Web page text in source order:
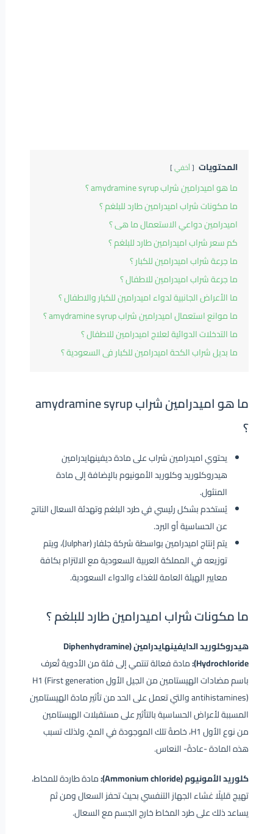
المحتويات أخفي
ما هو اميدرامين شراب amydramine syrup ؟
ما مكونات شراب اميدرامين طارد للبلغم ؟
اميدرامين دواعي الاستعمال ما هى ؟
كم سعر شراب اميدرامين طارد للبلغم ؟
ما جرعة شراب اميدرامين للكبار ؟
ما جرعة شراب اميدرامين للاطفال ؟
ما الأعراض الجانبية لدواء اميدرامين للكبار والاطفال ؟
ما موانع استعمال اميدرامين شراب amydramine syrup ؟
ما التدخلات الدوائية لعلاج اميدرامين للاطفال ؟
ما بديل شراب الكحة اميدرامين للكبار فى السعودية ؟
ما هو اميدرامين شراب amydramine syrup
؟
يحتوي اميدرامين شراب على مادة ديفينهايدرامين
هيدروكلوريد وكلوريد الأمونيوم بالإضافة إلى مادة
المنثول.
يُستخدم بشكل رئيسي في طرد البلغم وتهدئة السعال الناتج
عن الحساسية أو البرد.
يتم إنتاج اميدرامين بواسطة شركة جلفار (Julphar)، ويتم
توزيعه في المملكة العربية السعودية مع الالتزام بكافة
معايير الهيئة العامة للغذاء والدواء السعودية.
ما مكونات شراب اميدرامين طارد للبلغم ؟
هيدروكلوريد الدايفينهايدرامين (Diphenhydramine
Hydrochloride): مادة فعالة تنتمي إلى فئة من الأدوية تُعرف
باسم مضادات الهيستامين من الجيل الأول H1 (First generation
antihistamines) والتي تعمل على الحد من تأثير مادة الهيستامين
المسببة لأعراض الحساسية بالتأثير على مستقبلات الهيستامين
من نوع الأول H1، خاصةً تلك الموجودة في المخ، ولذلك تسبب
هذه المادة -عادةً- النعاس.
كلوريد الأمونيوم (Ammonium chloride):
مادة طاردة للمخاط،
تهيج قليلًا غشاء الجهاز التنفسي بحيث تحفز السعال ومن ثم
يساعد ذلك على طرد المخاط خارج الجسم مع السعال.